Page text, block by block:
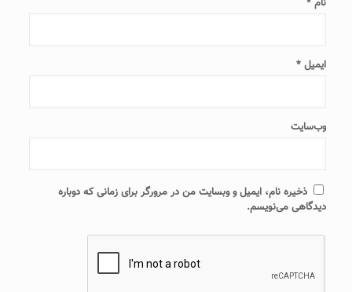
ایمیل *
وب‌سایت
ذخیره نام، ایمیل و وبسایت من در مرورگر برای زمانی که دوباره
دیدگاهی می‌نویسم.